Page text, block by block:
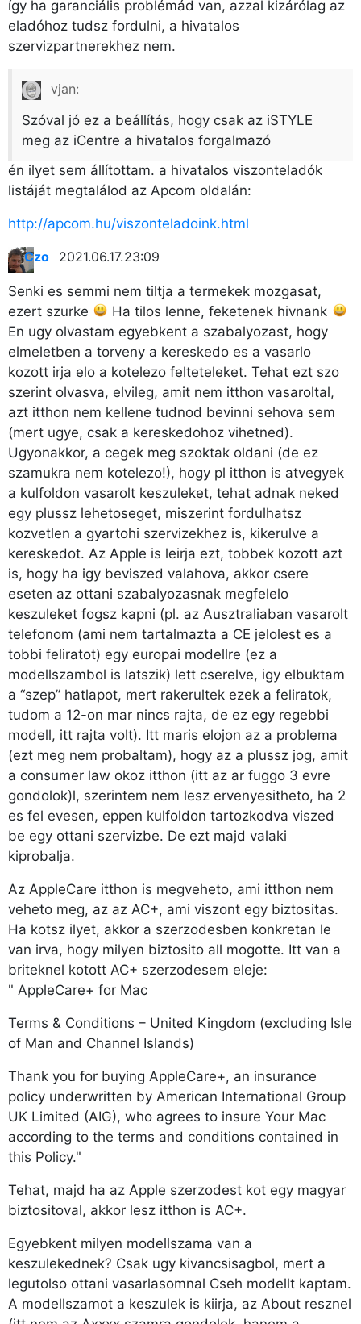
így ha garanciális problémád van, azzal kizárólag az
eladóhoz tudsz fordulni, a hivatalos
szervizpartnerekhez nem.
vjan:
Szóval jó ez a beállítás, hogy csak az iSTYLE
meg az iCentre a hivatalos forgalmazó
én ilyet sem állítottam. a hivatalos viszonteladók
listáját megtalálod az Apcom oldalán:
http://apcom.hu/viszonteladoink.html
Czo 2021.06.17. 23:09
Senki es semmi nem tiltja a termekek mozgasat,
ezert szurke
Ha tilos lenne, feketenek hivnank
En ugy olvastam egyebkent a szabalyozast, hogy
elmeletben a torveny a kereskedo es a vasarlo
kozott irja elo a kotelezo felteteleket. Tehat ezt szo
szerint olvasva, elvileg, amit nem itthon vasaroltal,
azt itthon nem kellene tudnod bevinni sehova sem
(mert ugye, csak a kereskedohoz vihetned).
Ugyonakkor, a cegek meg szoktak oldani (de ez
szamukra nem kotelezo!), hogy pl itthon is atvegyek
a kulfoldon vasarolt keszuleket, tehat adnak neked
egy plussz lehetoseget, miszerint fordulhatsz
kozvetlen a gyartohi szervizekhez is, kikerulve a
kereskedot. Az Apple is leirja ezt, tobbek kozott azt
is, hogy ha igy beviszed valahova, akkor csere
eseten az ottani szabalyozasnak megfelelo
keszuleket fogsz kapni (pl. az Ausztraliaban vasarolt
telefonom (ami nem tartalmazta a CE jelolest es a
tobbi feliratot) egy europai modellre (ez a
modellszambol is latszik) lett cserelve, igy elbuktam
a “szep” hatlapot, mert rakerultek ezek a feliratok,
tudom a 12-on mar nincs rajta, de ez egy regebbi
modell, itt rajta volt). Itt maris elojon az a problema
(ezt meg nem probaltam), hogy az a plussz jog, amit
a consumer law okoz itthon (itt az ar fuggo 3 evre
gondolok)l, szerintem nem lesz ervenyesitheto, ha 2
es fel evesen, eppen kulfoldon tartozkodva viszed
be egy ottani szervizbe. De ezt majd valaki
kiprobalja.
Az AppleCare itthon is megveheto, ami itthon nem
veheto meg, az az AC+, ami viszont egy biztositas.
Ha kotsz ilyet, akkor a szerzodesben konkretan le
van irva, hogy milyen biztosito all mogotte. Itt van a
briteknel kotott AC+ szerzodesem eleje:
" AppleCare+ for Mac
Terms & Conditions – United Kingdom (excluding Isle
of Man and Channel Islands)
Thank you for buying AppleCare+, an insurance
policy underwritten by American International Group
UK Limited (AIG), who agrees to insure Your Mac
according to the terms and conditions contained in
this Policy."
Tehat, majd ha az Apple szerzodest kot egy magyar
biztositoval, akkor lesz itthon is AC+.
Egyebkent milyen modellszama van a
keszulekednek? Csak ugy kivancsisagbol, mert a
legutolso ottani vasarlasomnal Cseh modellt kaptam.
A modellszamot a keszulek is kiirja, az About resznel